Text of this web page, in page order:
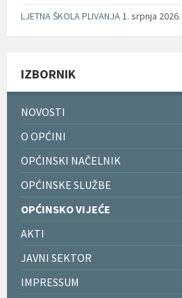
LJETNA ŠKOLA PLIVANJA1. srpnja 2026.
IZBORNIK
NOVOSTI
O OPĆINI
OPĆINSKI NAČELNIK
OPĆINSKE SLUŽBE
OPĆINSKO VIJEĆE
AKTI
JAVNI SEKTOR
IMPRESSUM